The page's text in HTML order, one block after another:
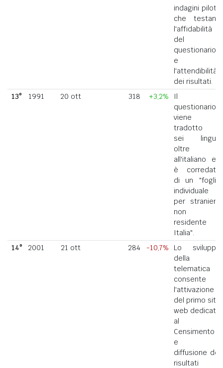
indagini pilota
che testano
l'affidabilità
del
questionario
e
l'attendibilità
dei risultati.
13°
1991 20 ott 318 +3,2%
Il
questionario
viene
tradotto in
sei lingue
oltre
all'italiano ed
è corredato
di un "foglio
individuale
per straniero
non
residente in
Italia".
14°
2001 21 ott 284 -10,7%
Lo sviluppo
della
telematica
consente
l'attivazione
del primo sito
web dedicato
al
Censimento
e la
diffusione dei
risultati